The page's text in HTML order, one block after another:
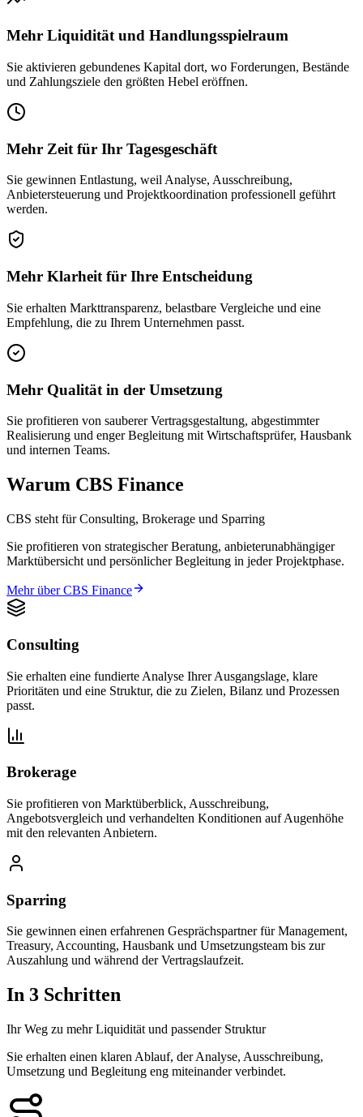
Mehr Liquidität und Handlungsspielraum
Sie aktivieren gebundenes Kapital dort, wo Forderungen, Bestände
und Zahlungsziele den größten Hebel eröffnen.
Mehr Zeit für Ihr Tagesgeschäft
Sie gewinnen Entlastung, weil Analyse, Ausschreibung,
Anbietersteuerung und Projektkoordination professionell geführt
werden.
Mehr Klarheit für Ihre Entscheidung
Sie erhalten Markttransparenz, belastbare Vergleiche und eine
Empfehlung, die zu Ihrem Unternehmen passt.
Mehr Qualität in der Umsetzung
Sie profitieren von sauberer Vertragsgestaltung, abgestimmter
Realisierung und enger Begleitung mit Wirtschaftsprüfer, Hausbank
und internen Teams.
Warum CBS Finance
CBS steht für Consulting, Brokerage und Sparring
Sie profitieren von strategischer Beratung, anbieterunabhängiger
Marktübersicht und persönlicher Begleitung in jeder Projektphase.
Mehr über CBS Finance
Consulting
Sie erhalten eine fundierte Analyse Ihrer Ausgangslage, klare
Prioritäten und eine Struktur, die zu Zielen, Bilanz und Prozessen
passt.
Brokerage
Sie profitieren von Marktüberblick, Ausschreibung,
Angebotsvergleich und verhandelten Konditionen auf Augenhöhe
mit den relevanten Anbietern.
Sparring
Sie gewinnen einen erfahrenen Gesprächspartner für Management,
Treasury, Accounting, Hausbank und Umsetzungsteam bis zur
Auszahlung und während der Vertragslaufzeit.
In 3 Schritten
Ihr Weg zu mehr Liquidität und passender Struktur
Sie erhalten einen klaren Ablauf, der Analyse, Ausschreibung,
Umsetzung und Begleitung eng miteinander verbindet.